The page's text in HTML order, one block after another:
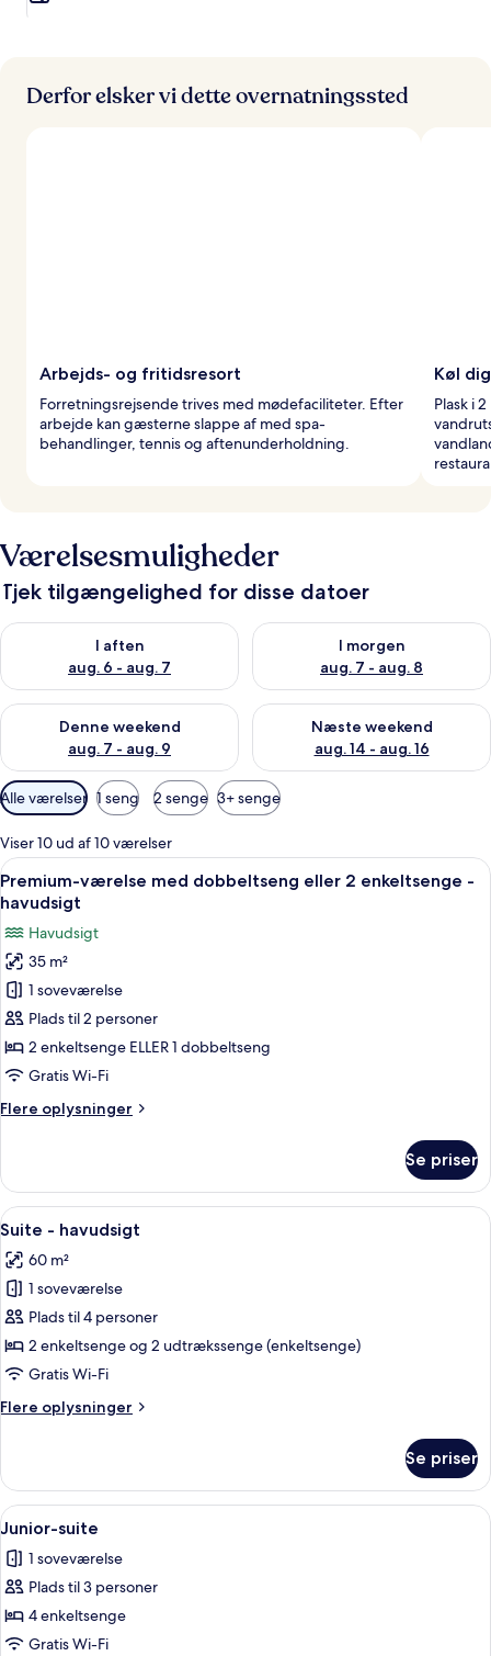
Derfor elsker vi dette overnatningssted
Arbejds- og fritidsresort
Forretningsrejsende trives med mødefaciliteter. Efter
arbejde kan gæsterne slappe af med spa-
behandlinger, tennis og aftenunderholdning.
Køl
Plask i
Værelsesmuligheder
Tjek tilgængelighed for disse datoer
I aften
aug. 6 - aug. 7
Tjek tilgængelighed for i aften aug. 6 - aug. 7
I morgen
aug. 7 - aug. 8
Tjek tilgængelighed for i
Denne weekend
aug. 7 - aug. 9
Tjek tilgængelighed for denne weekend aug. 7 - aug. 9
Næste weekend
aug. 14 - aug. 16
Tjek tilgængelighed for næste
Tilgængelige
filtre
for
værelser
Alle værelser 1 seng 2 senge 3+ senge
Viser 10 ud af 10 værelser
Indlæs
alle
billeder
af
Premium-
værelse
med
dobbeltseng
eller
enkeltsenge
Et hotelværelse med en stor seng, et
7
Premium-værelse med dobbeltseng eller 2 enkeltsenge -
havudsigt
Havudsigt
35 m²
1 soveværelse
Plads til 2 personer
2 enkeltsenge ELLER 1 dobbeltseng
Gratis Wi-Fi
Flere oplysninger
Flere
værelse
med
dobbeltseng
2
enkeltsenge
havudsigt
Se priser
Indlæs
alle
billeder
af
Suite
-
havudsigt
Suite - havudsigt | Udsigt fra værelset
7
Suite - havudsigt
60 m²
1 soveværelse
Plads til 4 personer
2 enkeltsenge og 2 udtrækssenge (enkeltsenge)
Gratis Wi-Fi
Flere oplysninger
Flere
-
havudsigt
Se priser
Indlæs
alle
billeder
af
Junior-
suite
Et hotelværelse med en seng, et
6
Junior-suite
1 soveværelse
Plads til 3 personer
4 enkeltsenge
Gratis Wi-Fi